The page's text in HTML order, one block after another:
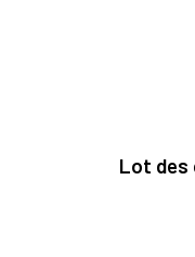
Lot des